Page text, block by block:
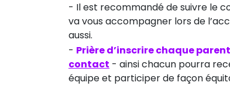
- Il est recommandé de suivre le
va vous accompagner lors de
aussi.
- Prière d’inscrire chaque
contact - ainsi chacun pourra
équipe et participer de façon